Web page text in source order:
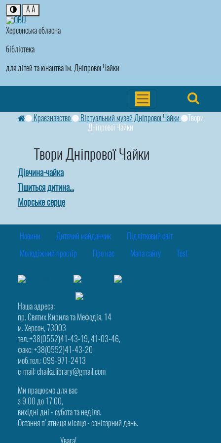
Херсонська обласна
бібліотека
для дітей та юнацтва ім. Дніпрової Чайки
A A
Краєзнавство Віртуальний музей Дніпрової Чайки
Твори
Дніпрової Чайки
Твори Дніпрової Чайки
Дівчина-чайка
Тішиться дитина...
Морське серце
Новини Дитячий майданчик Підлітковий світ
Молодіжний простір Про нас Мапа сайту Test
Наша адреса:
пр. Святих Кирила та Мефодія, 14
м. Херсон, 73003
тел.:+38(0552)41-43-19, 41-03-46,
факс: +38(0552)41-43-20
моб.тел.: 099-971-2413
e-mail: chaika.library@gmail.com
Ми працюємо для вас
з 9.00 до 17.00,
вихідні дні - субота та неділя.
Остання п'ятниця місяця - санітарний день.